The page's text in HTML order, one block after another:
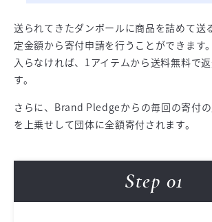
送られてきたダンボールに商品を詰めて送
定金額から寄付申請を行うことができます
入らなければ、1アイテムから送料無料で
す。
さらに、Brand Pledgeからの毎回の寄付
を上乗せして団体に全額寄付されます。
Step 01